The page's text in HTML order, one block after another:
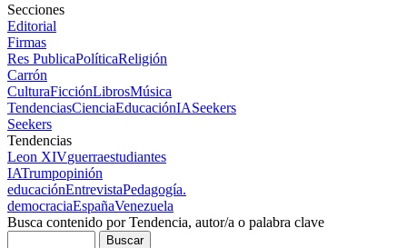
Secciones
Editorial
Firmas
Res PublicaPolíticaReligión
Carrón
CulturaFicciónLibrosMúsica
TendenciasCienciaEducaciónIASeekers
Seekers
Tendencias
Leon XIVguerraestudiantes
IATrumpopinión
educaciónEntrevistaPedagogía.
democraciaEspañaVenezuela
Busca contenido por Tendencia, autor/a o palabra clave